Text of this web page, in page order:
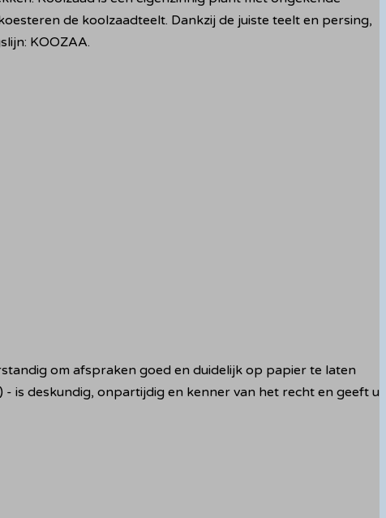
de koolzaadteelt. Dankzij de juiste teelt en persing,
KOOZAA.
om afspraken goed en duidelijk op papier te laten
is deskundig, onpartijdig en kenner van het recht en geeft u